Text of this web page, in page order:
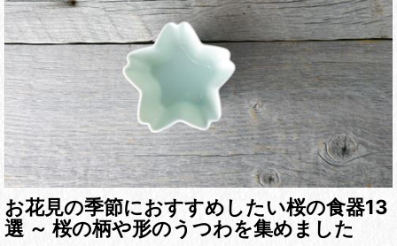
お花見の季節におすすめしたい桜の食器13
選 ～ 桜の柄や形のうつわを集めました